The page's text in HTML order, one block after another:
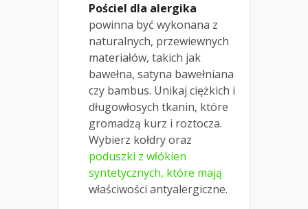
Pościel dla alergika
powinna być wykonana z
naturalnych, przewiewnych
materiałów, takich jak
bawełna, satyna bawełniana
czy bambus. Unikaj ciężkich i
długowłosych tkanin, które
gromadzą kurz i roztocza.
Wybierz kołdry oraz
poduszki z włókien
syntetycznych, które mają
właściwości antyalergiczne.